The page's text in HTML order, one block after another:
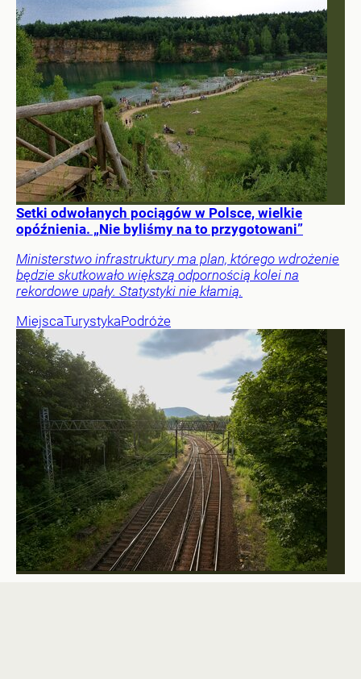
Setki odwołanych pociągów w Polsce, wielkie
opóźnienia. „Nie byliśmy na to przygotowani”
Ministerstwo infrastruktury ma plan, którego wdrożenie
będzie skutkowało większą odpornością kolei na
rekordowe upały. Statystyki nie kłamią.
MiejscaTurystykaPodróże